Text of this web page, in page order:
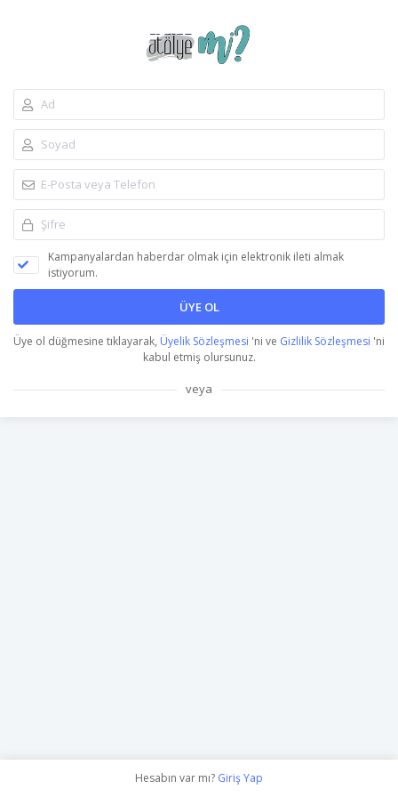
Kampanyalardan haberdar olmak için elektronik ileti almak
istiyorum.
ÜYE OL
Üye ol düğmesine tıklayarak, Üyelik Sözleşmesi 'ni ve Gizlilik Sözleşmesi 'ni
kabul etmiş olursunuz.
veya
Hesabın var mı? Giriş Yap